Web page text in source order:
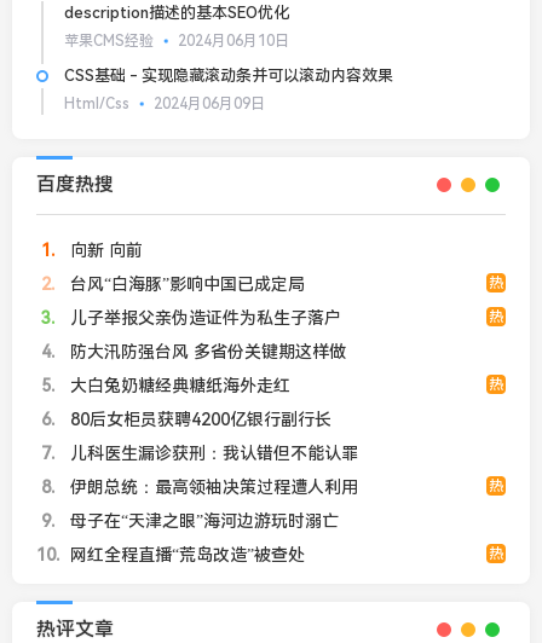
description描述的基本SEO优化
苹果CMS经验 2024月06月10日
CSS基础 - 实现隐藏滚动条并可以滚动内容效果
Html/Css 2024月06月09日
百度热搜
1
向新 向前
2
热
台风“白海豚”影响中国已成定局
3
热
儿子举报父亲伪造证件为私生子落户
4
防大汛防强台风 多省份关键期这样做
5
热
大白兔奶糖经典糖纸海外走红
6
80后女柜员获聘4200亿银行副行长
7
儿科医生漏诊获刑：我认错但不能认罪
8
热
伊朗总统：最高领袖决策过程遭人利用
9
母子在“天津之眼”海河边游玩时溺亡
10
热
网红全程直播“荒岛改造”被查处
热评文章